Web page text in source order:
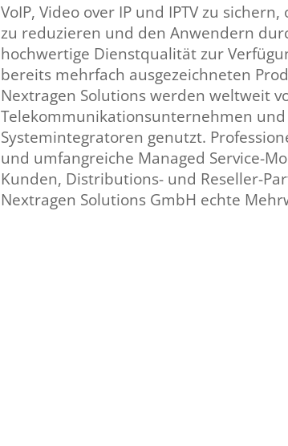
VoIP, Video over IP und IPTV zu
zu reduzieren und den Anwendern
hochwertige Dienstqualität zur
bereits mehrfach ausgezeichneten
Nextragen Solutions werden weltweit
Telekommunikationsunternehmen und
Systemintegratoren genutzt.
und umfangreiche Managed Service-
Kunden, Distributions- und Reseller-
Nextragen Solutions GmbH echte